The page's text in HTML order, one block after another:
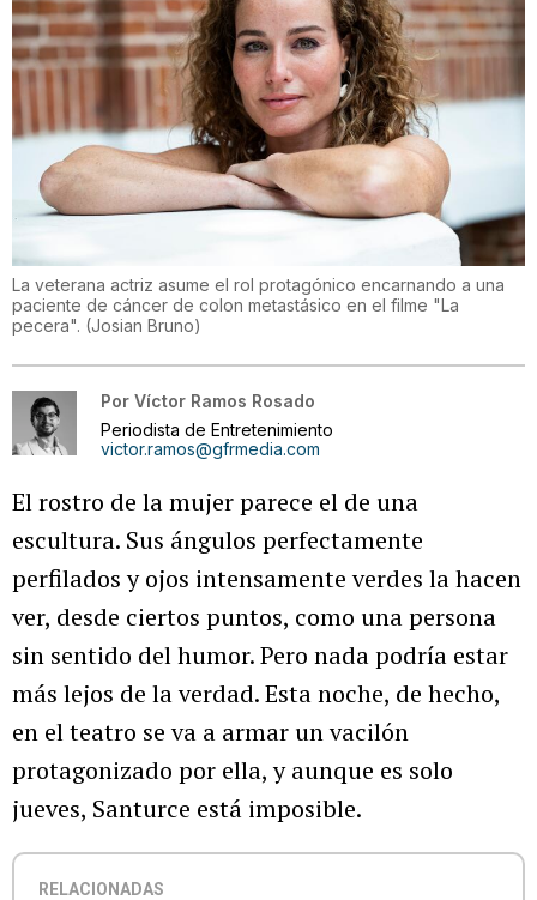
La veterana actriz asume el rol protagónico encarnando a una
paciente de cáncer de colon metastásico en el filme "La
pecera". (Josian Bruno)
Por Víctor Ramos Rosado
Periodista de Entretenimiento
victor.ramos@gfrmedia.com
El rostro de la mujer parece el de una
escultura. Sus ángulos perfectamente
perfilados y ojos intensamente verdes la hacen
ver, desde ciertos puntos, como una persona
sin sentido del humor. Pero nada podría estar
más lejos de la verdad. Esta noche, de hecho,
en el teatro se va a armar un vacilón
protagonizado por ella, y aunque es solo
jueves, Santurce está imposible.
RELACIONADAS